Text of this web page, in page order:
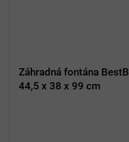
Záhradná fontána
44,5 x 38 x 99 cm